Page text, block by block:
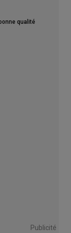
qualité
Publicité